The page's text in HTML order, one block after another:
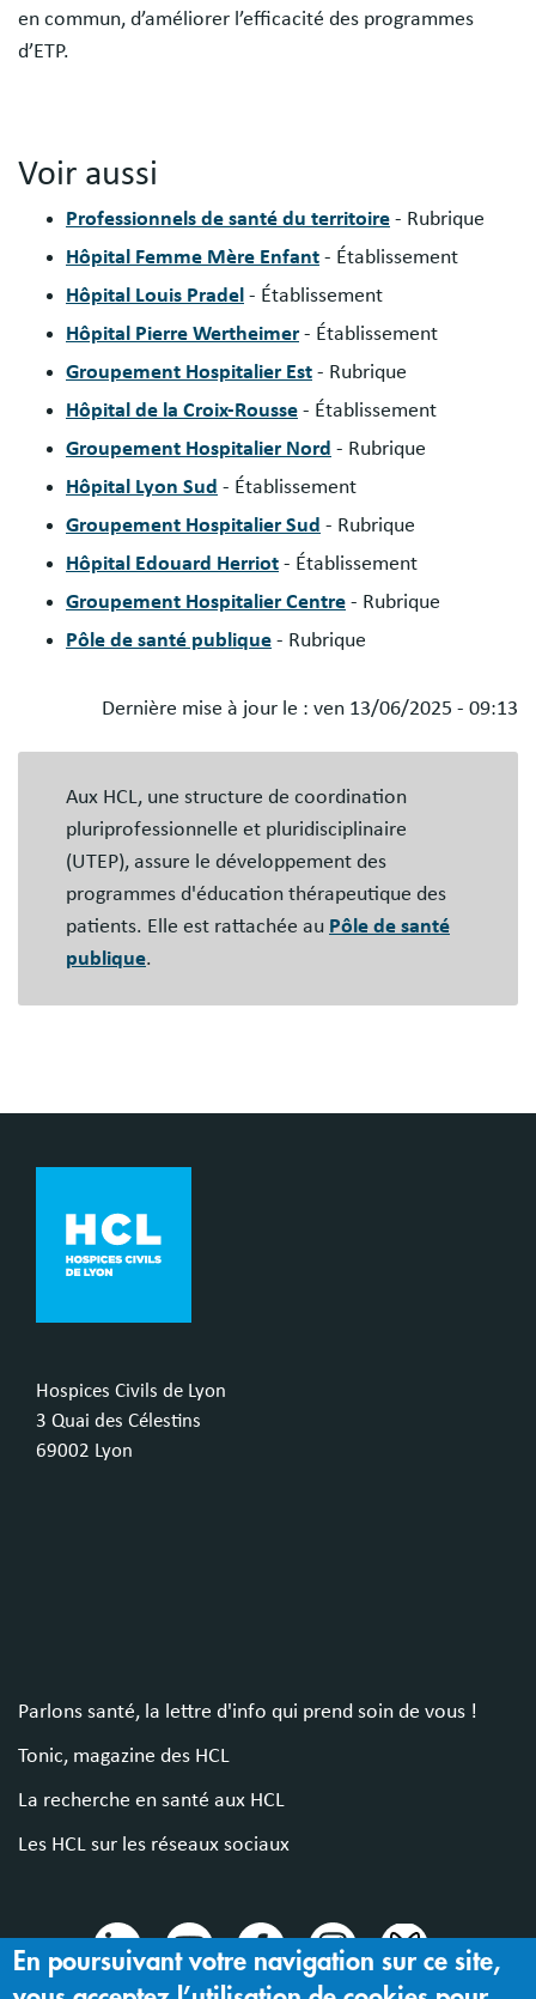
en commun, d’améliorer l’efficacité des programmes
d’ETP.
Voir aussi
Professionnels de santé du territoire - Rubrique
Hôpital Femme Mère Enfant - Établissement
Hôpital Louis Pradel - Établissement
Hôpital Pierre Wertheimer - Établissement
Groupement Hospitalier Est - Rubrique
Hôpital de la Croix-Rousse - Établissement
Groupement Hospitalier Nord - Rubrique
Hôpital Lyon Sud - Établissement
Groupement Hospitalier Sud - Rubrique
Hôpital Edouard Herriot - Établissement
Groupement Hospitalier Centre - Rubrique
Pôle de santé publique - Rubrique
Dernière mise à jour le : ven 13/06/2025 - 09:13
Aux HCL, une structure de coordination
pluriprofessionnelle et pluridisciplinaire
(UTEP), assure le développement des
programmes d'éducation thérapeutique des
patients. Elle est rattachée au Pôle de santé
publique.
Hospices Civils de Lyon
3 Quai des Célestins
69002 Lyon
Parlons santé, la lettre d'info qui prend soin de vous !
Tonic, magazine des HCL
La recherche en santé aux HCL
Les HCL sur les réseaux sociaux
En poursuivant votre navigation sur ce site,